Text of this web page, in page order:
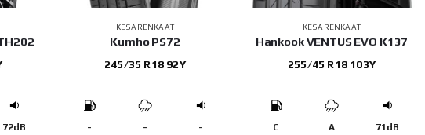
-
KESÄRENKAAT
Hankook VENTUS EVO K137
255/45 R18 103Y
C A 71dB
KESÄRENKAAT
Hankook Ventus Prime4 K135
195/50 R16 88V
C A 69dB